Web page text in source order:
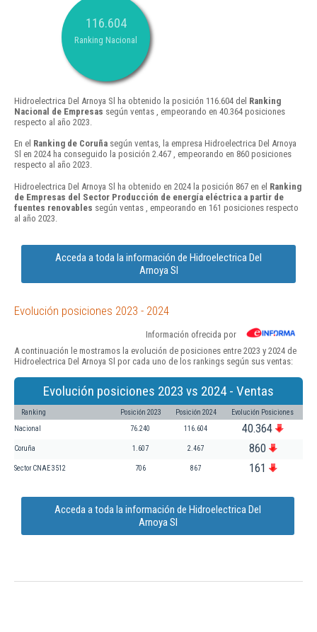
116.604
Ranking Nacional
Hidroelectrica Del Arnoya Sl ha obtenido la posición 116.604 del Ranking
Nacional de Empresas según ventas , empeorando en 40.364 posiciones
respecto al año 2023.
En el Ranking de Coruña según ventas, la empresa Hidroelectrica Del Arnoya
Sl en 2024 ha conseguido la posición 2.467 , empeorando en 860 posiciones
respecto al año 2023.
Hidroelectrica Del Arnoya Sl ha obtenido en 2024 la posición 867 en el Ranking
de Empresas del Sector Producción de energía eléctrica a partir de
fuentes renovables según ventas , empeorando en 161 posiciones respecto
al año 2023.
Acceda a toda la información de Hidroelectrica Del
Arnoya Sl
Evolución posiciones 2023 - 2024
Información ofrecida por
A continuación le mostramos la evolución de posiciones entre 2023 y 2024 de
Hidroelectrica Del Arnoya Sl por cada uno de los rankings según sus ventas:
Evolución posiciones 2023 vs 2024 - Ventas
Ranking Posición 2023 Posición 2024 Evolución Posiciones
Nacional 76.240 116.604 40.364
Coruña 1.607 2.467 860
Sector CNAE 3512 706 867 161
Acceda a toda la información de Hidroelectrica Del
Arnoya Sl